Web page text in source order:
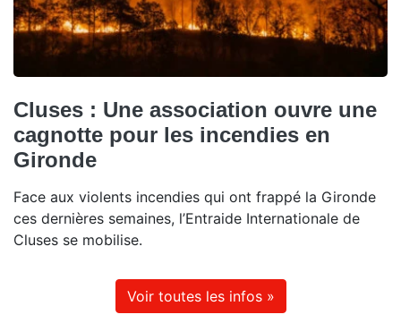
Cluses : Une association ouvre une
cagnotte pour les incendies en
Gironde
Face aux violents incendies qui ont frappé la Gironde
ces dernières semaines, l’Entraide Internationale de
Cluses se mobilise.
Voir toutes les infos »